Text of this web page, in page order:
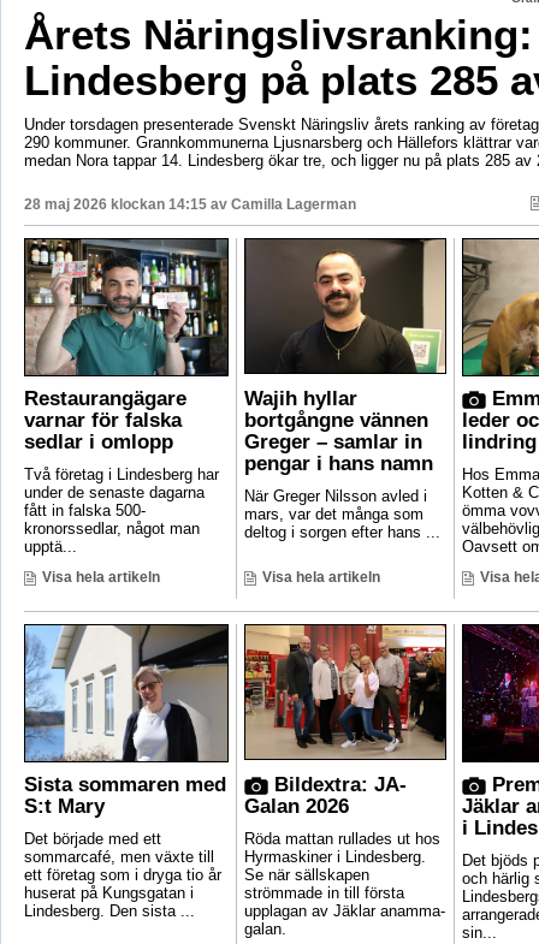
Årets Näringslivsranking:
Lindesberg på plats 285
Under torsdagen presenterade Svenskt Näringsliv årets ranking av
290 kommuner. Grannkommunerna Ljusnarsberg och Hällefors klättrar
medan Nora tappar 14. Lindesberg ökar tre, och ligger nu på plats 285 av
28 maj 2026 klockan 14:15 av Camilla Lagerman
Restaurangägare
varnar för falska
sedlar i omlopp
Två företag i Lindesberg har
under de senaste dagarna
fått in falska 500-
kronorssedlar, något man
upptä...
Visa hela artikeln
Wajih hyllar
bortgångne vännen
Greger – samlar in
pengar i hans namn
När Greger Nilsson avled i
mars, var det många som
deltog i sorgen efter hans ...
Visa hela artikeln
leder
lindring
Hos
Kotten &
ömma
Oavsett
Visa
Sista sommaren med
S:t Mary
Det började med ett
sommarcafé, men växte till
ett företag som i dryga tio år
huserat på Kungsgatan i
Lindesberg. Den sista ...
Bildextra: JA-
Galan 2026
Röda mattan rullades ut hos
Hyrmaskiner i Lindesberg.
Se när sällskapen
strömmade in till första
upplagan av Jäklar anamma-
galan.
Jäklar
i
Det bjöds
och härlig
sin...